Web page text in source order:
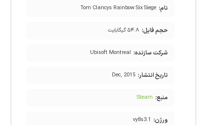
نام: Tom Clancys Rainbow Six Siege
حجم فایل: ۵۴.۸ گیگابایت
شرکت سازنده: Ubisoft Montreal
تاریخ انتشار: Dec, 2015
منبع: Steam
ورژن: vy8s3.1